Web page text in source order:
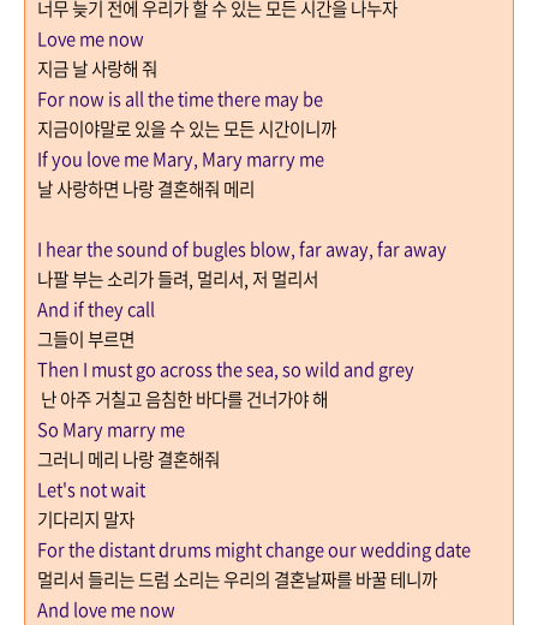
너무 늦기 전에 우리가 할 수 있는 모든 시간을 나누자
Love me now
지금 날 사랑해 줘
For now is all the time there may be
지금이야말로 있을 수 있는 모든 시간이니까
If you love me Mary, Mary marry me
날 사랑하면 나랑 결혼해줘 메리
I hear the sound of bugles blow, far away, far away
나팔 부는 소리가 들려, 멀리서, 저 멀리서
And if they call
그들이 부르면
Then I must go across the sea, so wild and grey
난 아주 거칠고 음침한 바다를 건너가야 해
So Mary marry me
그러니 메리 나랑 결혼해줘
Let's not wait
기다리지 말자
For the distant drums might change our wedding date
멀리서 들리는 드럼 소리는 우리의 결혼날짜를 바꿀 테니까
And love me now